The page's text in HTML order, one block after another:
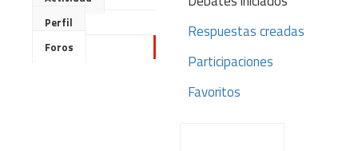
Perfil
Foros
Respuestas creadas
Participaciones
Favoritos